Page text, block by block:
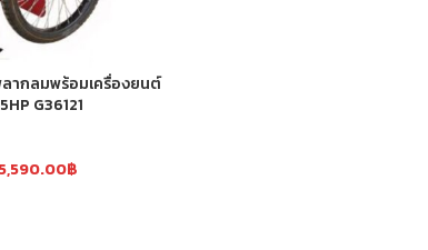
ากลมพร้อมเครื่องยนต์
G36121
฿